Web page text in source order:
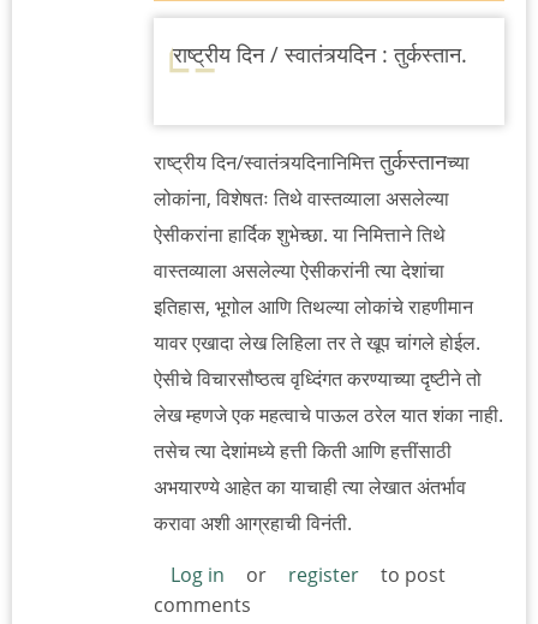
राष्ट्रीय दिन / स्वातंत्र्यदिन : तुर्कस्तान.
राष्ट्रीय दिन/स्वातंत्र्यदिनानिमित्ततुर्कस्तानच्या
लोकांना, विशेषतः तिथे वास्तव्याला असलेल्या
ऐसीकरांना हार्दिक शुभेच्छा. या निमित्ताने तिथे
वास्तव्याला असलेल्या ऐसीकरांनी त्या देशांचा
इतिहास, भूगोल आणि तिथल्या लोकांचे राहणीमान
यावर एखादा लेख लिहिला तर ते खूप चांगले होईल.
ऐसीचे विचारसौष्ठत्व वृध्दिंगत करण्याच्या दृष्टीने तो
लेख म्हणजे एक महत्वाचे पाऊल ठरेल यात शंका नाही.
तसेच त्या देशांमध्ये हत्ती किती आणि हत्तींसाठी
अभयारण्ये आहेत का याचाही त्या लेखात अंतर्भाव
करावा अशी आग्रहाची विनंती.
Log in
or register
to post
comments